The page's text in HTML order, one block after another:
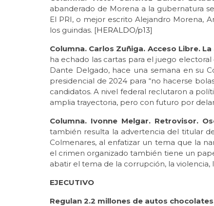
abanderado de Morena a la gubernatura
El PRI, o mejor escrito Alejandro Morena,
los guindas. [HERALDO/p13]
Columna. Carlos Zuñiga. Acceso Libre.
ha echado las cartas para el juego
Dante Delgado, hace una semana en su
presidencial de 2024 para “no hacerse
candidatos. A nivel federal reclutaron a
amplia trayectoria, pero con futuro por
Columna. Ivonne Melgar. Retrovisor.
también resulta la advertencia del titular
Colmenares, al enfatizar un tema que la
el crimen organizado también tiene un
abatir el tema de la corrupción, la violencia,
EJECUTIVO
Regulan 2.2 millones de autos